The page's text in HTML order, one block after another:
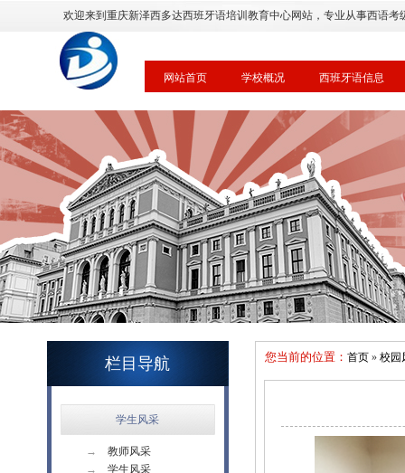
欢迎来到重庆新泽西多达西班牙语培训教育中心网站，专业从事西语考
网站首页 学校概况 西班牙语信息
栏目导航
学生风采
→
教师风采
→
学生风采
您当前的位置： 首页» 校园